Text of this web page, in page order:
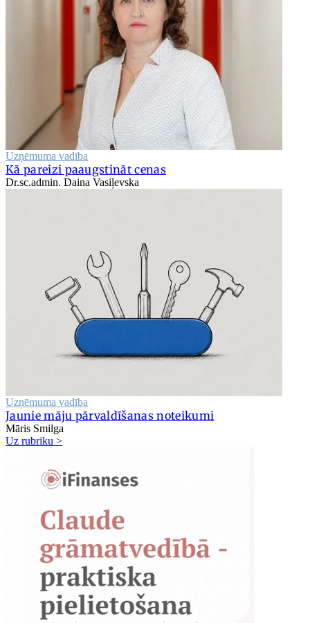
Uzņēmuma vadība
Kā pareizi paaugstināt cenas
Dr.sc.admin. Daina Vasiļevska
Uzņēmuma vadība
Jaunie māju pārvaldīšanas noteikumi
Māris Smilga
Uz rubriku >